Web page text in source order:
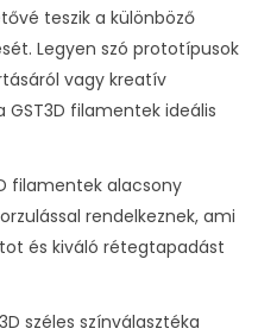
teszik a különböző
Legyen szó prototípusok
vagy kreatív
filamentek ideális
filamentek alacsony
rendelkeznek, ami
és kiváló rétegtapadást
széles színválasztéka